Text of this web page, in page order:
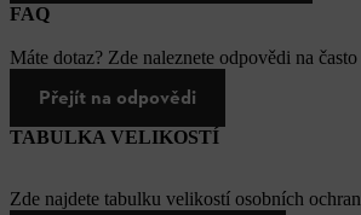
FAQ
Máte dotaz? Zde naleznete odpovědi na
Přejít na odpovědi
TABULKA VELIKOSTÍ
Zde najdete tabulku velikostí osobních